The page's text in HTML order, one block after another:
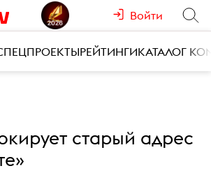
Войти
РЕЙТИНГИКАТАЛОГ
старый адрес